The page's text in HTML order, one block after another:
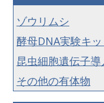
ゾウリムシ
酵母DNA実験キッ
昆虫細胞遺伝子
その他の有体物